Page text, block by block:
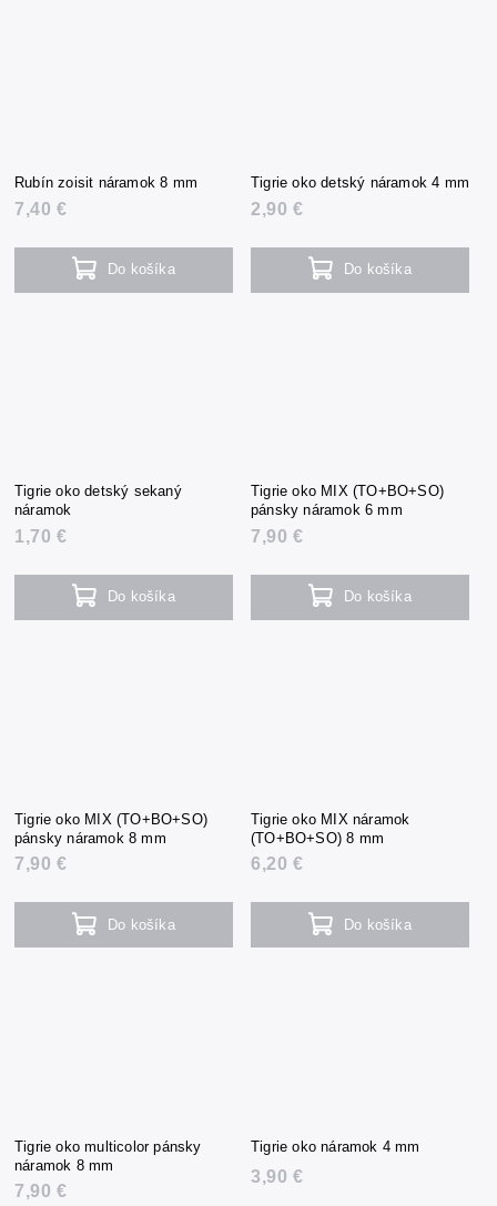
Rubín zoisit náramok 8 mm
7,40 €
Do košíka
Tigrie oko detský náramok 4 mm
2,90 €
Do košíka
Tigrie oko detský sekaný
náramok
1,70 €
Do košíka
Tigrie oko MIX (TO+BO+SO)
pánsky náramok 6 mm
7,90 €
Do košíka
Tigrie oko MIX (TO+BO+SO)
pánsky náramok 8 mm
7,90 €
Do košíka
Tigrie oko MIX náramok
(TO+BO+SO) 8 mm
6,20 €
Do košíka
Tigrie oko multicolor pánsky
náramok 8 mm
7,90 €
Tigrie oko náramok 4 mm
3,90 €